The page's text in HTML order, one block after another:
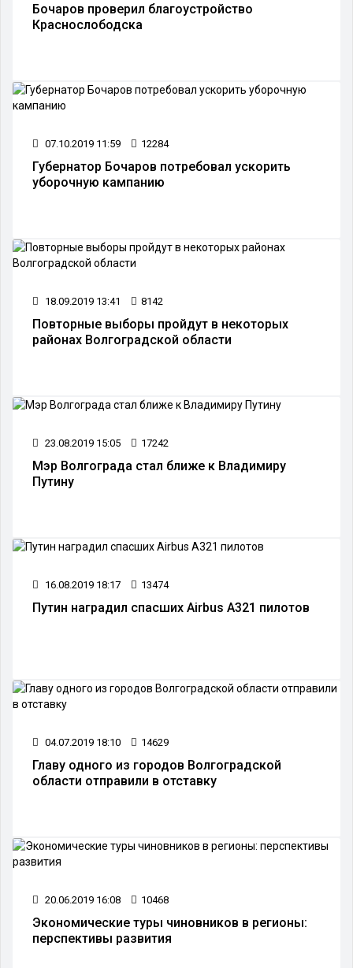
Бочаров проверил благоустройство
Краснослободска
07.10.2019 11:59 12284
Губернатор Бочаров потребовал ускорить
уборочную кампанию
18.09.2019 13:41 8142
Повторные выборы пройдут в некоторых
районах Волгоградской области
23.08.2019 15:05 17242
Мэр Волгограда стал ближе к Владимиру
Путину
16.08.2019 18:17 13474
Путин наградил спасших Airbus A321 пилотов
04.07.2019 18:10 14629
Главу одного из городов Волгоградской
области отправили в отставку
20.06.2019 16:08 10468
Экономические туры чиновников в регионы:
перспективы развития